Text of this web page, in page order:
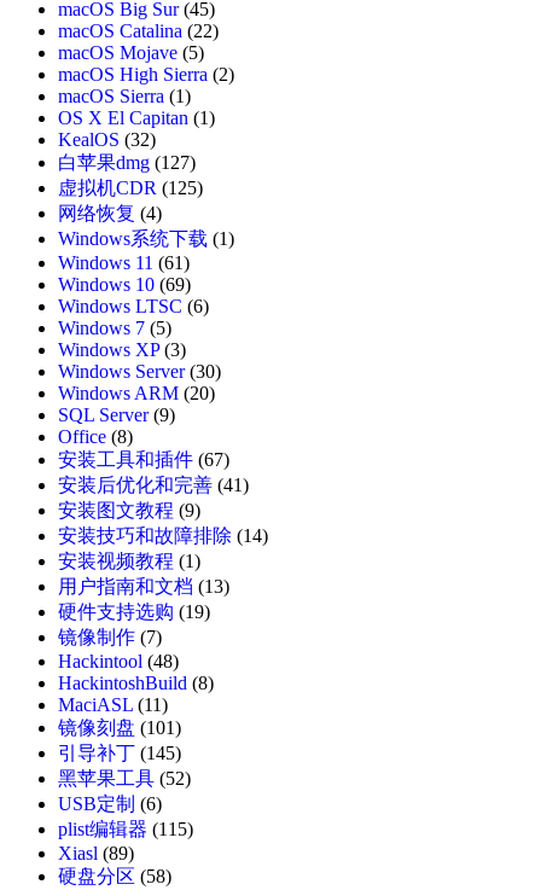
macOS Big Sur(45)
macOS Catalina (22)
macOS Mojave (5)
macOS High Sierra (2)
macOS Sierra (1)
OS X El Capitan (1)
KealOS (32)
白苹果dmg (127)
虚拟机CDR (125)
网络恢复 (4)
Windows系统下载 (1)
Windows 11 (61)
Windows 10 (69)
Windows LTSC (6)
Windows 7 (5)
Windows XP(3)
Windows Server(30)
Windows ARM (20)
SQL Server(9)
Office (8)
安装工具和插件 (67)
安装后优化和完善 (41)
安装图文教程 (9)
安装技巧和故障排除 (14)
安装视频教程 (1)
用户指南和文档 (13)
硬件支持选购 (19)
镜像制作 (7)
Hackintool (48)
HackintoshBuild (8)
MaciASL (11)
镜像刻盘 (101)
引导补丁 (145)
黑苹果工具 (52)
USB定制 (6)
plist编辑器 (115)
Xiasl (89)
硬盘分区 (58)